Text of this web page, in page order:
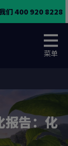
们 400 920 8228
菜单
报告：化